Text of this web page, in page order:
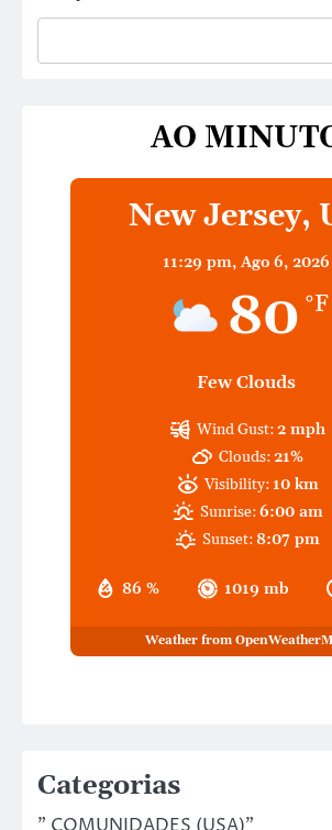
AO
New Jersey,
11:29 pm, Ago 6, 2026
80 °F
Few Clouds
86 % 1019 mb
Wind Gust:2 mph
Clouds:21%
Visibility: 10 km
Sunrise:6:00 am
Sunset:8:07 pm
Weather from
Categorias